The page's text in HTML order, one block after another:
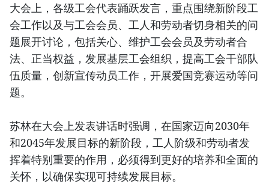
大会上，各级工会代表踊跃发言，重点围绕新阶段工
会工作以及与工会会员、工人和劳动者切身相关的问
题展开讨论，包括关心、维护工会会员及劳动者合
法、正当权益，发展基层工会组织，提高工会干部队
伍质量，创新宣传动员工作，开展爱国竞赛运动等问
题。
苏林在大会上发表讲话时强调，在国家迈向2030年
和2045年发展目标的新阶段，工人阶级和劳动者发
挥着特别重要的作用，必须得到更好的培养和全面的
关怀，以确保实现可持续发展目标。